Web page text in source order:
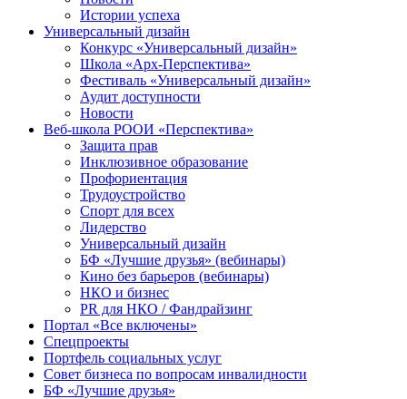
Истории успеха
Универсальный дизайн
Конкурс «Универсальный дизайн»
Школа «Арх-Перспектива»
Фестиваль «Универсальный дизайн»
Аудит доступности
Новости
Веб-школа РООИ «Перспектива»
Защита прав
Инклюзивное образование
Профориентация
Трудоустройство
Спорт для всех
Лидерство
Универсальный дизайн
БФ «Лучшие друзья» (вебинары)
Кино без барьеров (вебинары)
НКО и бизнес
PR для НКО / Фандрайзинг
Портал «Все включены»
Спецпроекты
Портфель социальных услуг
Совет бизнеса по вопросам инвалидности
БФ «Лучшие друзья»